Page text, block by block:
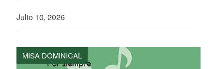
Julio 10, 2026
MISA DOMINICAL